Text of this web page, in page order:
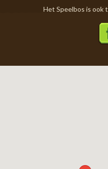
Het Speelbos is ook